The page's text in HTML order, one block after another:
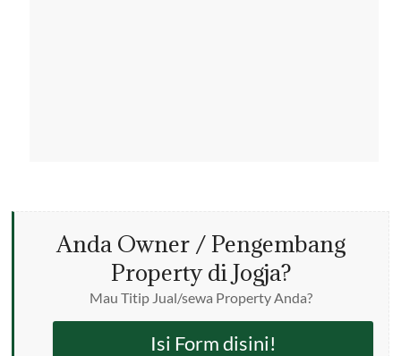
Anda Owner / Pengembang
Property di Jogja?
Mau Titip Jual/sewa Property Anda?
Isi Form disini!